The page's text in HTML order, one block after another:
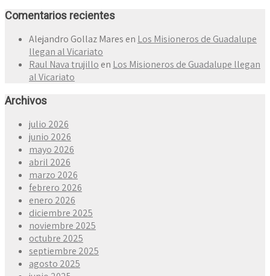
Comentarios recientes
Alejandro Gollaz Mares en Los Misioneros de Guadalupe
llegan al Vicariato
Raul Nava trujillo en Los Misioneros de Guadalupe llegan
al Vicariato
Archivos
julio 2026
junio 2026
mayo 2026
abril 2026
marzo 2026
febrero 2026
enero 2026
diciembre 2025
noviembre 2025
octubre 2025
septiembre 2025
agosto 2025